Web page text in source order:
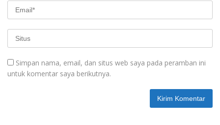
Simpan nama, email, dan situs web saya pada peramban ini
untuk komentar saya berikutnya.